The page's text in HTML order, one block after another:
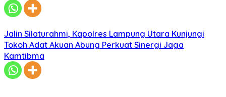
Jalin Silaturahmi, Kapolres Lampung Utara Kunjungi
Tokoh Adat Akuan Abung Perkuat Sinergi Jaga
Kamtibma